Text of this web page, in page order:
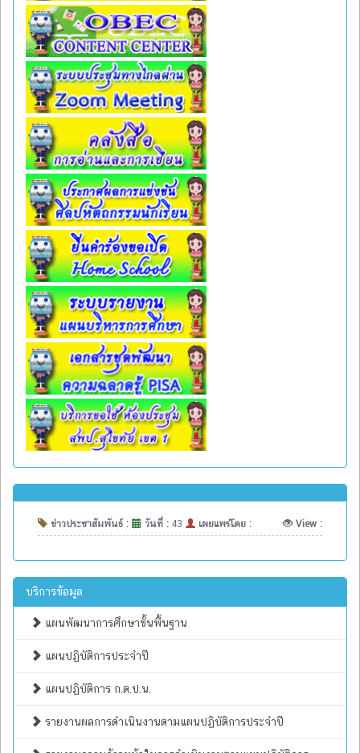
ข่าวประชาสัมพันธ์ : วันที่ : 43 เผยแพร่โดย : View :
บริการข้อมูล
แผนพัฒนาการศึกษาขั้นพื้นฐาน
แผนปฏิบัติการประจำปี
แผนปฏิบัติการ ก.ต.ป.น.
รายงานผลการดำเนินงานตามแผนปฏิบัติการประจำปี